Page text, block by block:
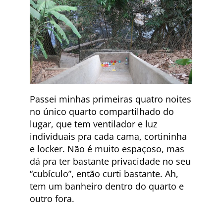
Passei minhas primeiras quatro noites
no único quarto compartilhado do
lugar, que tem ventilador e luz
individuais pra cada cama, cortininha
e locker. Não é muito espaçoso, mas
dá pra ter bastante privacidade no seu
“cubículo”, então curti bastante. Ah,
tem um banheiro dentro do quarto e
outro fora.